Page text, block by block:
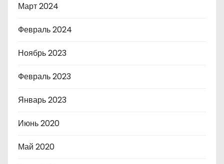
Март 2024
Февраль 2024
Ноябрь 2023
Февраль 2023
Январь 2023
Июнь 2020
Май 2020